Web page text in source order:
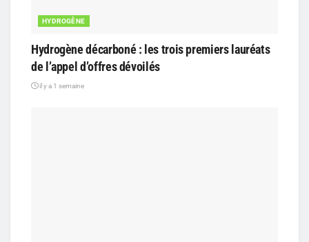
HYDROGÈNE
Hydrogène décarboné : les trois premiers lauréats
de l’appel d’offres dévoilés
il y a 1 semaine